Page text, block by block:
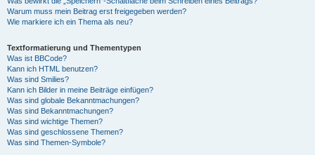
Warum muss mein Beitrag erst freigegeben werden?
Wie markiere ich ein Thema als neu?
Textformatierung und Thementypen
Was ist BBCode?
Kann ich HTML benutzen?
Was sind Smilies?
Kann ich Bilder in meine Beiträge einfügen?
Was sind globale Bekanntmachungen?
Was sind Bekanntmachungen?
Was sind wichtige Themen?
Was sind geschlossene Themen?
Was sind Themen-Symbole?